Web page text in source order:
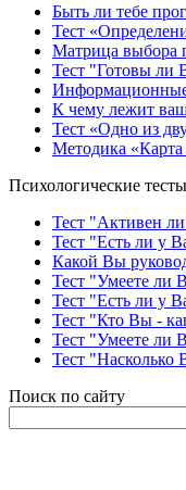
Быть ли тебе
Тест
Матрица выбора
Тест "Готовы ли
К чему лежит
Тест «Одно из
Методика «Карта
Психологические тесты
Тест "Активен
Тест "Есть ли у
Какой Вы
Тест "Умеете ли
Тест "Есть ли у
Тест "Кто Вы -
Тест "Умеете ли
Тест "Насколько
Поиск по сайту